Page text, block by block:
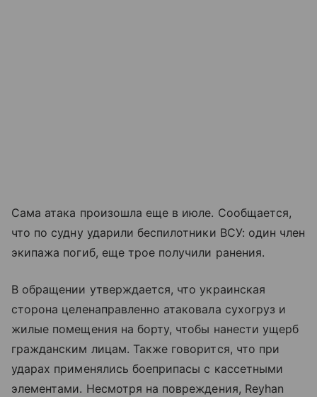
Сама атака произошла еще в июле. Сообщается,
что по судну ударили беспилотники ВСУ: один член
экипажа погиб, еще трое получили ранения.
В обращении утверждается, что украинская
сторона целенаправленно атаковала сухогруз и
жилые помещения на борту, чтобы нанести ущерб
гражданским лицам. Также говорится, что при
ударах применялись боеприпасы с кассетными
элементами. Несмотря на повреждения, Reyhan